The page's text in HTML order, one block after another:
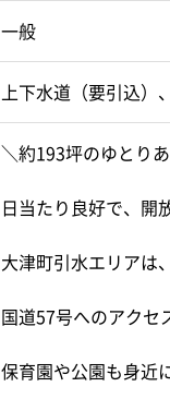
一般
上下水道（要引込）
＼約193坪のゆとり
日当たり良好で、開
大津町引水エリアは
国道57号へのアクセ
保育園や公園も身近